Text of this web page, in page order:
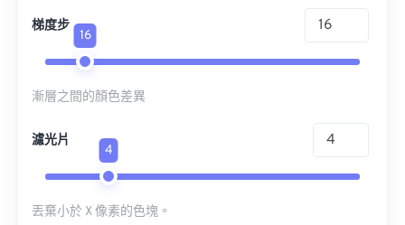
梯度步
16
漸層之間的顏色差異
濾光片
4
丟棄小於 X 像素的色塊。